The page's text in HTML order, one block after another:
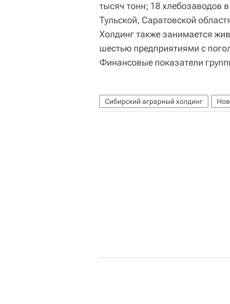
тысяч тонн; 18 хлебозаводов
Тульской, Саратовской
Холдинг также занимается
шестью предприятиями с
Финансовые показатели
Сибирский аграрный холдинг